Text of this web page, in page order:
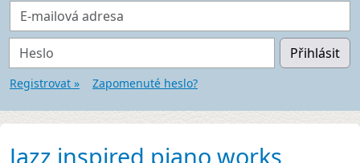
E-mailová adresa
Heslo Přihlásit
Registrovat » Zapomenuté heslo?
Jazz inspired piano works